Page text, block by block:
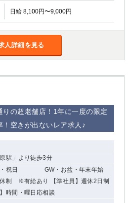
日給 8,100円〜9,000円
人詳細を見る
の超老舗店！1年に一度の限定
空きが出ないレア求人♪
駅」より徒歩3分
・祝日 GW・お盆・年末年始
休制 ※有給あり 【準社員】週休2日制
時間・曜日応相談